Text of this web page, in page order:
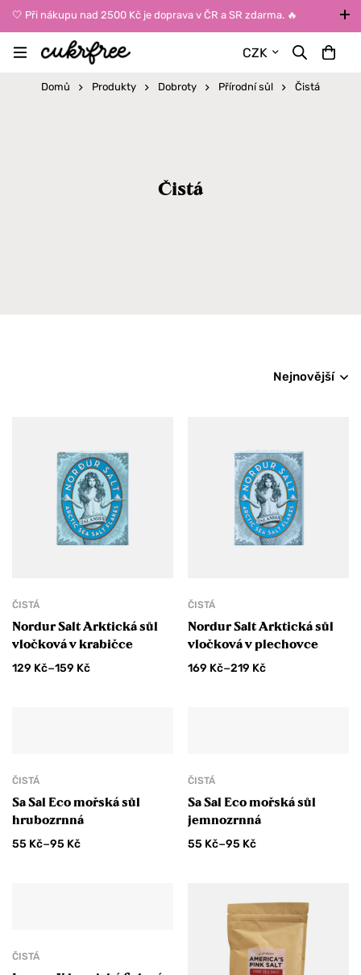
🤍 Při nákupu nad 2500 Kč je doprava v ČR a SR zdarma. 🔥
UPOZORNĚNÍ: Během léta vybírejte dopravu kurýrem nebo do Z-
BOXů umístěných uvnitř budov. Reklamace zboží způsobené
CZK
Domů Produkty Dobroty Přírodní sůl Čistá
Čistá
Nejnovější
ČISTÁ
Nordur Salt Arktická sůl
vločková v krabičce
129 Kč–159 Kč
ČISTÁ
Nordur Salt Arktická sůl
vločková v plechovce
169 Kč–219 Kč
ČISTÁ
Sa Sal Eco mořská sůl
hrubozrnná
55 Kč–95 Kč
ČISTÁ
Sa Sal Eco mořská sůl
jemnozrnná
55 Kč–95 Kč
ČISTÁ